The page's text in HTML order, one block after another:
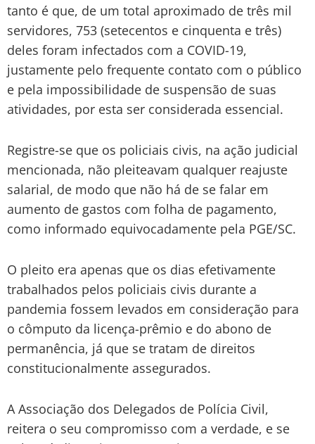
tanto é que, de um total aproximado de três mil
servidores, 753 (setecentos e cinquenta e três)
deles foram infectados com a COVID-19,
justamente pelo frequente contato com o público
e pela impossibilidade de suspensão de suas
atividades, por esta ser considerada essencial.
Registre-se que os policiais civis, na ação judicial
mencionada, não pleiteavam qualquer reajuste
salarial, de modo que não há de se falar em
aumento de gastos com folha de pagamento,
como informado equivocadamente pela PGE/SC.
O pleito era apenas que os dias efetivamente
trabalhados pelos policiais civis durante a
pandemia fossem levados em consideração para
o cômputo da licença-prêmio e do abono de
permanência, já que se tratam de direitos
constitucionalmente assegurados.
A Associação dos Delegados de Polícia Civil,
reitera o seu compromisso com a verdade, e se